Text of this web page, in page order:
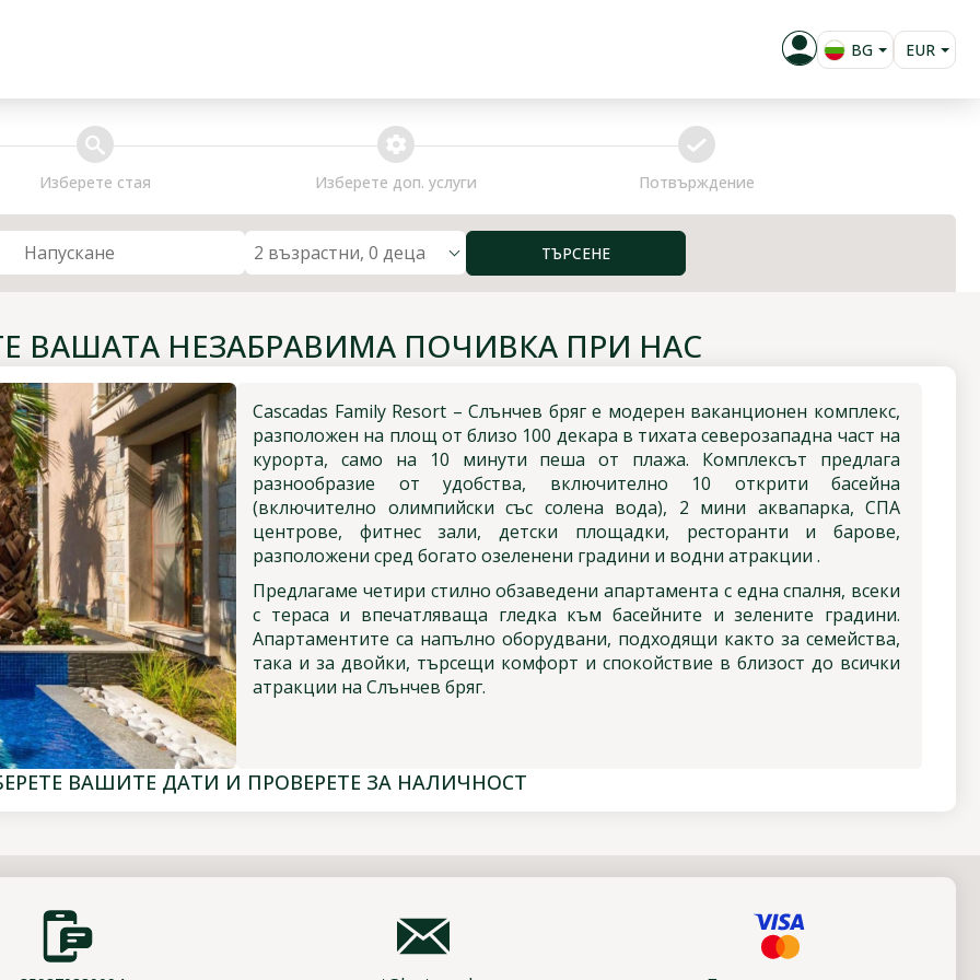
BG
EUR
search
Изберете стая
extra_services
Изберете доп. услуги
confirm
Потвърждение
Напускане 2 възрастни, 0 деца ТЪРСЕНЕ
ВАШАТА НЕЗАБРАВИМА ПОЧИВКА ПРИ НАС
Cascadas Family Resort – Слънчев бряг е модерен ваканционен комплекс,
разположен на площ от близо 100 декара в тихата северозападна част на
курорта, само на 10 минути пеша от плажа. Комплексът предлага
разнообразие от удобства, включително 10 открити басейна
(включително олимпийски със солена вода), 2 мини аквапарка, СПА
центрове, фитнес зали, детски площадки, ресторанти и барове,
разположени сред богато озеленени градини и водни атракции .
Предлагаме четири стилно обзаведени апартамента с една спалня, всеки
с тераса и впечатляваща гледка към басейните и зелените градини.
Апартаментите са напълно оборудвани, подходящи както за семейства,
така и за двойки, търсещи комфорт и спокойствие в близост до всички
атракции на Слънчев бряг.
ВАШИТЕ ДАТИ И ПРОВЕРЕТЕ ЗА НАЛИЧНОСТ